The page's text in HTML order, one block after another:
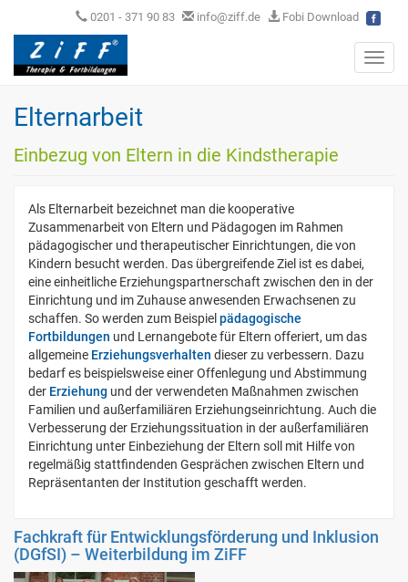
0201 - 371 90 83 info@ziff.de Fobi Download
Elternarbeit
Einbezug von Eltern in die Kindstherapie
Als Elternarbeit bezeichnet man die kooperative
Zusammenarbeit von Eltern und Pädagogen im Rahmen
pädagogischer und therapeutischer Einrichtungen, die von
Kindern besucht werden. Das übergreifende Ziel ist es dabei,
eine einheitliche Erziehungspartnerschaft zwischen den in der
Einrichtung und im Zuhause anwesenden Erwachsenen zu
schaffen. So werden zum Beispiel pädagogische
Fortbildungen und Lernangebote für Eltern offeriert, um das
allgemeine Erziehungsverhalten dieser zu verbessern. Dazu
bedarf es beispielsweise einer Offenlegung und Abstimmung
der Erziehung und der verwendeten Maßnahmen zwischen
Familien und außerfamiliären Erziehungseinrichtung. Auch die
Verbesserung der Erziehungssituation in der außerfamiliären
Einrichtung unter Einbeziehung der Eltern soll mit Hilfe von
regelmäßig stattfindenden Gesprächen zwischen Eltern und
Repräsentanten der Institution geschafft werden.
Fachkraft für Entwicklungsförderung und Inklusion
(DGfSI) – Weiterbildung im ZiFF